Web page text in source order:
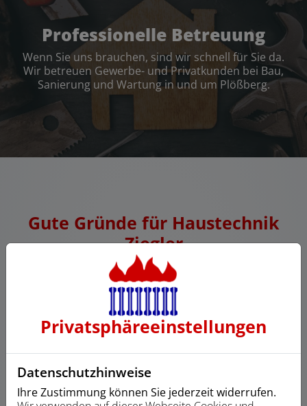
Professionelle Betreuung
Wenn Sie uns brauchen, sind wir schnell für Sie da.
Wir betreuen Gewerbe- und Privatkunden bei Bau,
Sanierung und Wartung in und um Plößberg.
Gute Gründe für Haustechnik
Ziegler
Anerkannter Fachbetrieb
Privatsphäre­einstellungen
Datenschutzhinweise
Ihre Zustimmung können Sie jederzeit widerrufen.